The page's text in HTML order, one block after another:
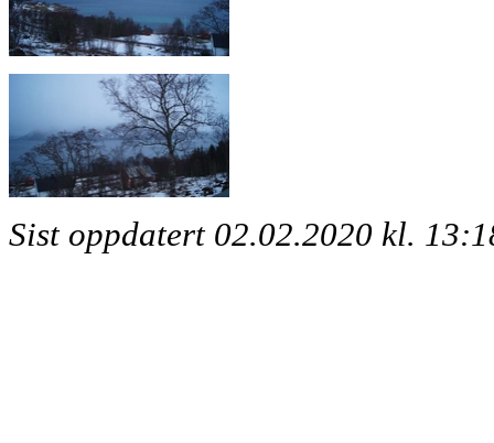
Sist oppdatert 02.02.2020 kl.